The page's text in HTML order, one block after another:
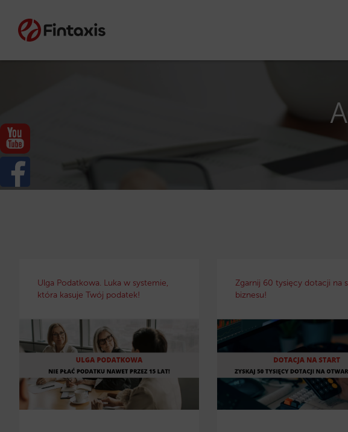
Ulga Podatkowa. Luka w systemie,
która kasuje Twój podatek!
Zgarnij 60 tysięcy dotacji na
biznesu!